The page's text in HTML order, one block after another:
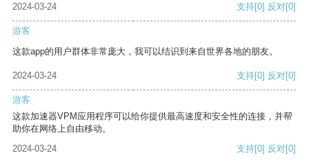
2024-03-24 支持[0] 反对[0]
游客
这款app的用户群体非常庞大，我可以结识到来自世界各地的朋友。
2024-03-24 支持[0] 反对[0]
游客
这款加速器VPM应用程序可以给你提供最高速度和安全性的连接，并帮
助你在网络上自由移动。
2024-03-24
支持[0] 反对[0]